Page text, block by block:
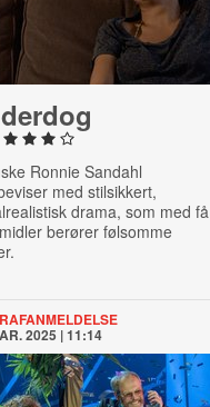
Ronnie Sandahl
med stilsikkert,
drama, som med få
berører følsomme
2025 | 11:14